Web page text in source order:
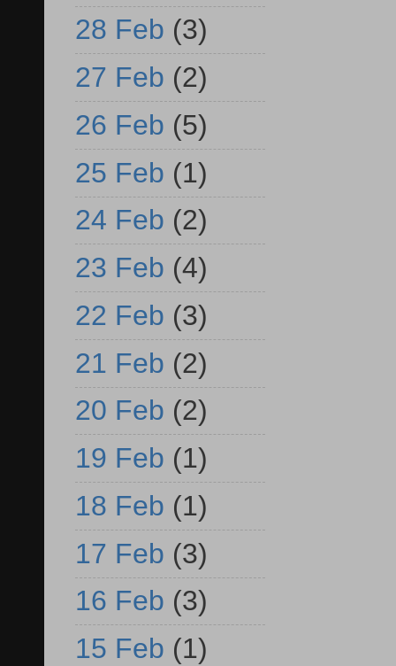
28 Feb (3)
27 Feb (2)
26 Feb (5)
25 Feb (1)
24 Feb (2)
23 Feb (4)
22 Feb (3)
21 Feb (2)
20 Feb (2)
19 Feb (1)
18 Feb (1)
17 Feb (3)
16 Feb (3)
15 Feb (1)